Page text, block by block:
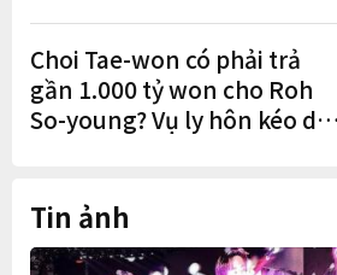
Choi Tae-won có phải trả
gần 1.000 tỷ won cho Roh
So-young? Vụ ly hôn kéo dài
Tin ảnh